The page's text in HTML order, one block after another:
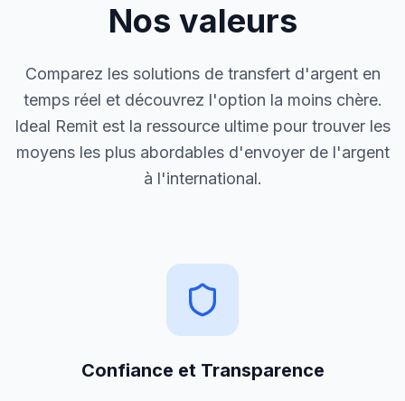
Nos valeurs
Comparez les solutions de transfert d'argent en
temps réel et découvrez l'option la moins chère.
Ideal Remit est la ressource ultime pour trouver les
moyens les plus abordables d'envoyer de l'argent
à l'international.
Confiance et Transparence